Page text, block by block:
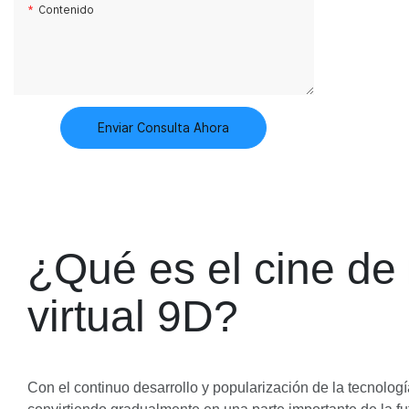
Contenido
Enviar Consulta Ahora
Pantalla
operación
¿Qué es el cine de
virtual 9D?
Con el continuo desarrollo y popularización de la